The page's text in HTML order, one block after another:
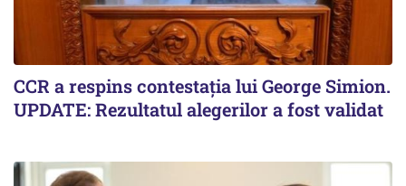
CCR a respins contestația lui George Simion.
UPDATE: Rezultatul alegerilor a fost validat